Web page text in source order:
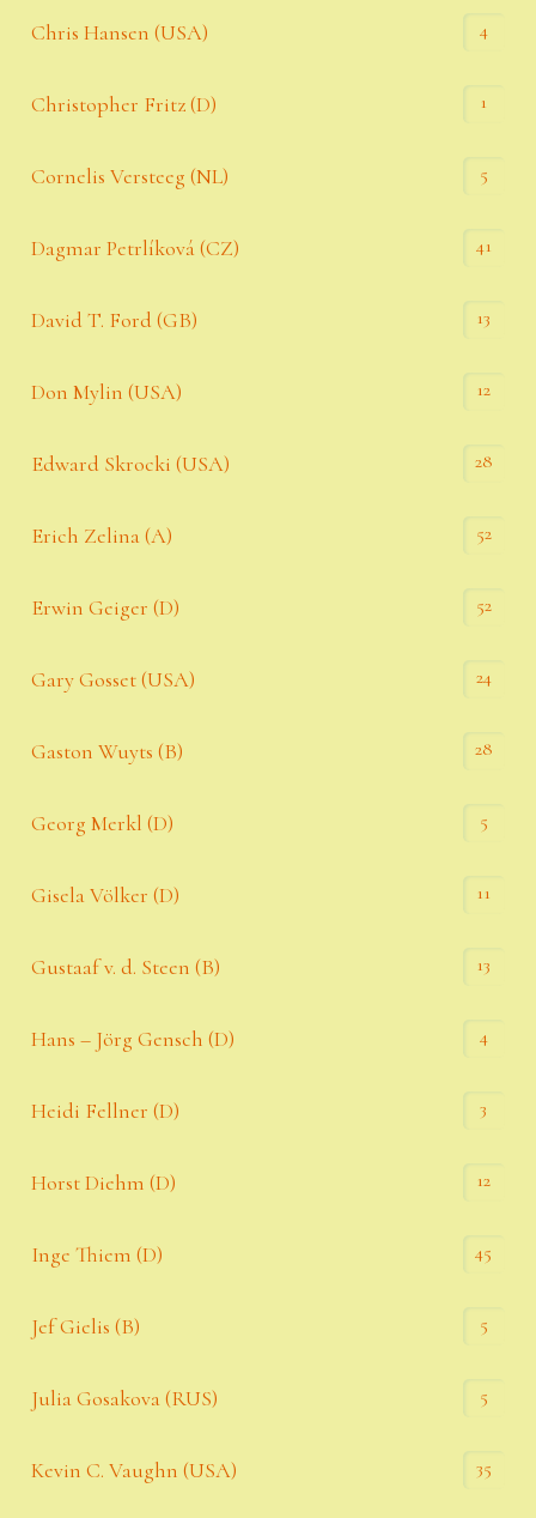
Chris Hansen (USA) 4
Christopher Fritz (D) 1
Cornelis Versteeg (NL) 5
Dagmar Petrlíková (CZ) 41
David T. Ford (GB) 13
Don Mylin (USA) 12
Edward Skrocki (USA) 28
Erich Zelina (A) 52
Erwin Geiger (D) 52
Gary Gosset (USA) 24
Gaston Wuyts (B) 28
Georg Merkl (D) 5
Gisela Völker (D) 11
Gustaaf v. d. Steen (B) 13
Hans – Jörg Gensch (D) 4
Heidi Fellner (D) 3
Horst Diehm (D) 12
Inge Thiem (D) 45
Jef Gielis (B) 5
Julia Gosakova (RUS) 5
Kevin C. Vaughn (USA) 35